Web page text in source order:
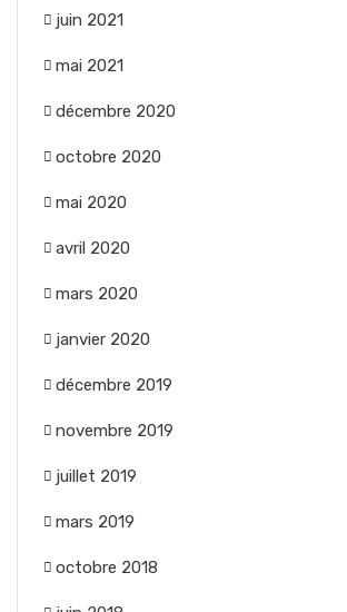
juin 2021
mai 2021
décembre 2020
octobre 2020
mai 2020
avril 2020
mars 2020
janvier 2020
décembre 2019
novembre 2019
juillet 2019
mars 2019
octobre 2018